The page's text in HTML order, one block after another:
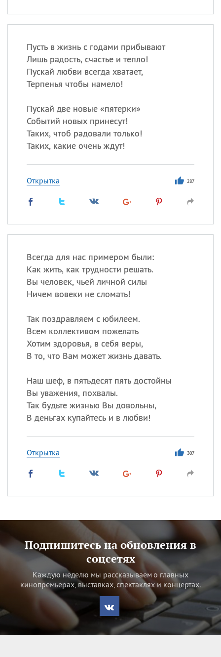
Пусть в жизнь с годами прибывают
Лишь радость, счастье и тепло!
Пускай любви всегда хватает,
Терпенья чтобы намело!
Пускай две новые «пятерки»
Событий новых принесут!
Таких, чтоб радовали только!
Таких, какие очень ждут!
Открытка 287
Всегда для нас примером были:
Как жить, как трудности решать.
Вы человек, чьей личной силы
Ничем вовеки не сломать!
Так поздравляем с юбилеем.
Всем коллективом пожелать
Хотим здоровья, в себя веры,
В то, что Вам может жизнь давать.
Наш шеф, в пятьдесят пять достойны
Вы уважения, похвалы.
Так будьте жизнью Вы довольны,
В деньгах купайтесь и в любви!
Открытка 307
Подпишитесь на обновления в
соцсетях
Каждую неделю мы рассказываем о главных
кинопремьерах, выставках, спектаклях и концертах.